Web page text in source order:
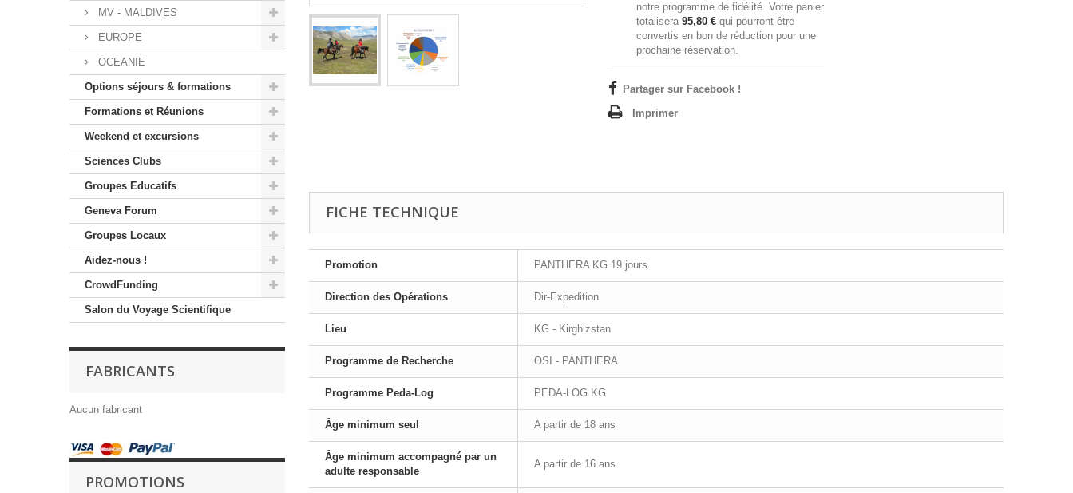
MV - MALDIVES
EUROPE
OCEANIE
Options séjours & formations
Formations et Réunions
Weekend et excursions
Sciences Clubs
Groupes Educatifs
Geneva Forum
Groupes Locaux
Aidez-nous !
CrowdFunding
Salon du Voyage Scientifique
FABRICANTS
Aucun fabricant
PROMOTIONS
notre programme de fidélité. Votre panier
totalisera 95,80 € qui pourront être
convertis en bon de réduction pour une
prochaine réservation.
Partager sur Facebook !
Imprimer
FICHE TECHNIQUE
Promotion PANTHERA KG 19 jours
Direction des Opérations Dir-Expedition
Lieu KG - Kirghizstan
Programme de Recherche OSI - PANTHERA
Programme Peda-Log PEDA-LOG KG
Âge minimum seul A partir de 18 ans
Âge minimum accompagné par un
adulte responsable
A partir de 16 ans